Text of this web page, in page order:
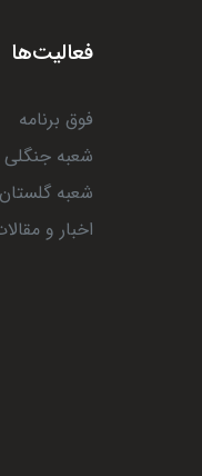
فعالیت‌ها
فوق برنامه
شعبه جنگلی
شعبه گلستان
اخبار و